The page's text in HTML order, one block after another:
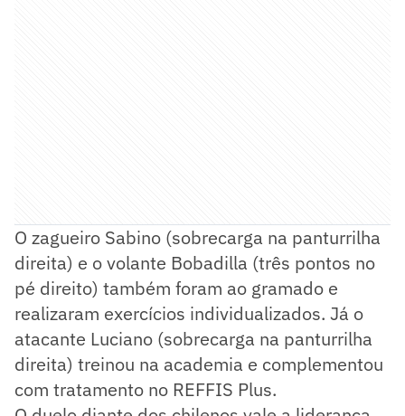
O zagueiro Sabino (sobrecarga na panturrilha
direita) e o volante Bobadilla (três pontos no
pé direito) também foram ao gramado e
realizaram exercícios individualizados. Já o
atacante Luciano (sobrecarga na panturrilha
direita) treinou na academia e complementou
com tratamento no REFFIS Plus.